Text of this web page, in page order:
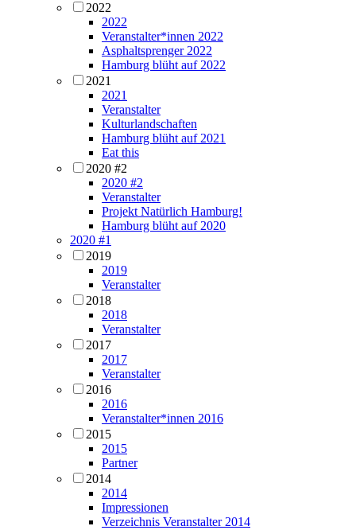
2022
2022
Veranstalter*innen 2022
Asphaltsprenger 2022
Hamburg blüht auf 2022
2021
2021
Veranstalter
Kulturlandschaften
Hamburg blüht auf 2021
Eat this
2020 #2
2020 #2
Veranstalter
Projekt Natürlich Hamburg!
Hamburg blüht auf 2020
2020 #1
2019
2019
Veranstalter
2018
2018
Veranstalter
2017
2017
Veranstalter
2016
2016
Veranstalter*innen 2016
2015
2015
Partner
2014
2014
Impressionen
Verzeichnis Veranstalter 2014